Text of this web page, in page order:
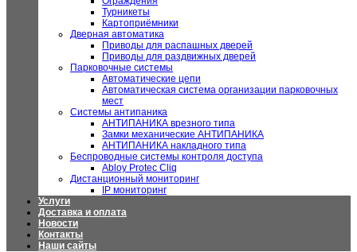
Турникеты
Картоприёмники
Дверная автоматика
Приводы для распашных дверей
Приводы для раздвижных дверей
Парковочные системы
Автоматические цепи
Автоматическая система организации парковочных
мест
Системы антипаника
АНТИПАНИКА врезного типа
Замки механические АНТИПАНИКА
АНТИПАНИКА накладного типа
Беспроводные системы контроля доступа
Abloy Protec Cliq
Дистанционный мониторинг
IP мониторинг
Услуги
Доставка и оплата
Новости
Контакты
Наши сайты